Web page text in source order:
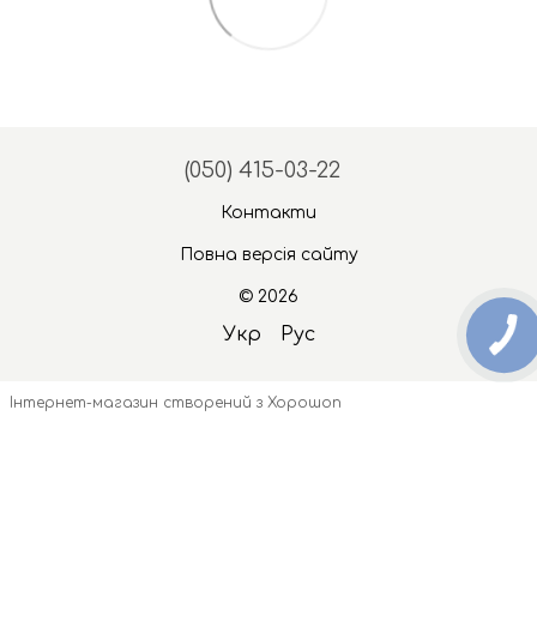
(050) 415-03-22
Контакти
Повна версія сайту
© 2026
Укр Рус
Інтернет-магазин створений з Хорошоп